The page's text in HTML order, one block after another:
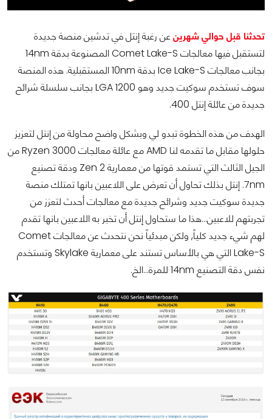
تحدثنا قبل حوالي شهرينعن رغبة إنتل في تدشين منصة جديدة
لتستقبل فيها معالجات Comet Lake-S المصنوعة بدقة 14nm
بجانب معالجات Ice Lake-S بدقة 10nm المستقبلية. هذه المنصة
سوف تستخدم سوكيت جديد وهو LGA 1200 بجانب سلسلة شرائح
جديدة من عائلة إنتل 400.
الهدف من هذه الخطوة تبدو لي وبشكل واضح محاولة من إنتل لتعزيز
حلولها مقابل ما تقدمه لنا AMD مع عائلة معالجات Ryzen 3000 من
الجيل الثالث التي تستمد قوتها من معمارية Zen 2 ودقة تصنيع
7nm. إنتل بذلك تحاول أن تعرض على اللاعبين بانها تمتلك منصة
جديدة سوكيت جديد وشرائح جديدة مع معالجات أحدث لتعزز من
تجربتهم للاعبين...هذا ما ستحاول إنتل أن تخبر به اللاعبين بانها تقدم
لهم شيء جديد كلياً, ولكن مبدئياً نحن نتحدث عن معالجات Comet
Lake-S التي هي بالأساس تستند على معمارية Skylake وتستخدم
نفس دقة التصنيع 14nm للمرة...الخ.